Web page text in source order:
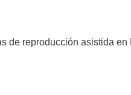
de reproducción asistida en